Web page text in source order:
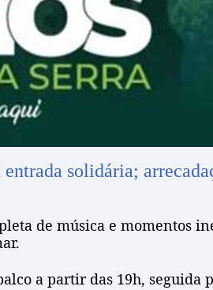
solidária;
de música e momentos
a partir das 19h, seguida